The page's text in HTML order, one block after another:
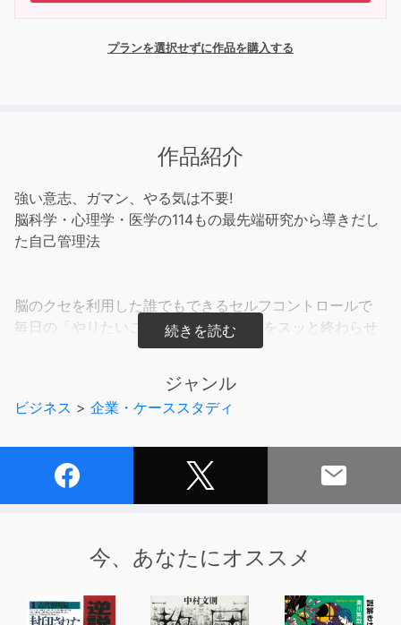
プランを選択せずに作品を購入する
作品紹介
強い意志、ガマン、やる気は不要!
脳科学・心理学・医学の114もの最先端研究から導きだし
た自己管理法
脳のクセを利用した誰でもできるセルフコントロールで
毎日の「やりたいこと/やるべきこと」をスッと終わらせ
こんな経験はありませんか?
□ ずるずるとテレビや動画を見てしまう
その明日はいつくるのか……と思っていないですか?
ジャンル
ビジネス > 企業・ケーススタディ
今、あなたにオススメ